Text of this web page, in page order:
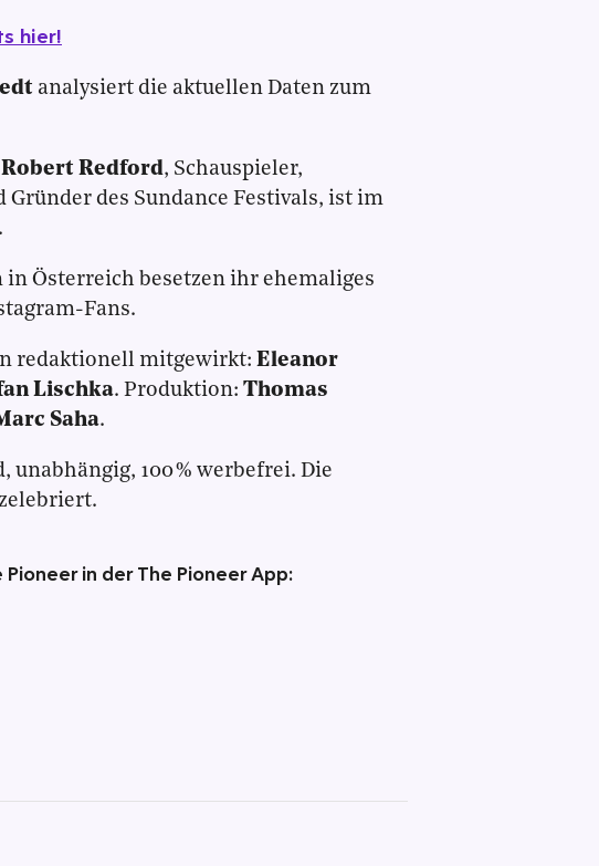
hier!
analysiert die aktuellen Daten zum
Robert Redford, Schauspieler,
des Sundance Festivals, ist im
Österreich besetzen ihr ehemaliges
Fans.
redaktionell mitgewirkt: Eleanor
Lischka. Produktion: Thomas
Saha.
100 % werbefrei. Die
in der The Pioneer App: